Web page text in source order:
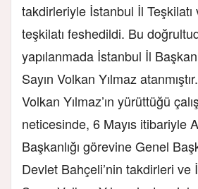
takdirleriyle İstanbul İl
teşkilatı feshedildi. Bu
yapılanmada İstanbul İl
Sayın Volkan Yılmaz
Volkan Yılmaz’ın yürüttüğü
neticesinde, 6 Mayıs itibariyle
Başkanlığı görevine Genel
Devlet Bahçeli’nin takdirleri ve